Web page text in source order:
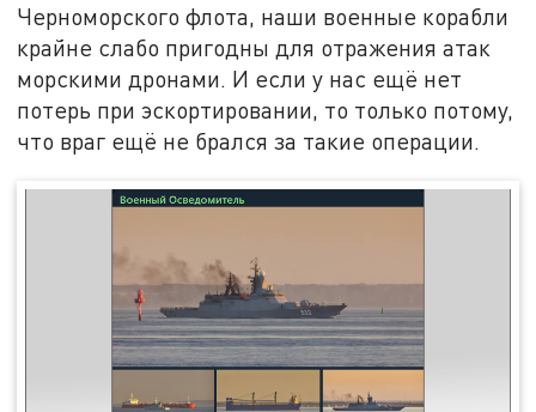
Черноморского флота, наши военные корабли
крайне слабо пригодны для отражения атак
морскими дронами. И если у нас ещё нет
потерь при эскортировании, то только потому,
что враг ещё не брался за такие операции.